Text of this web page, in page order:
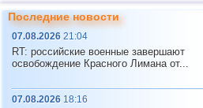
10 Индонезия
11 Индия
12 Тонга
14 Мексика
Последние новости
07.08.2026 21:04
RT: российские военные завершают
освобождение Красного Лимана от...
07.08.2026 18:16